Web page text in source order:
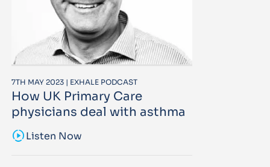
7TH MAY 2023 | EXHALE PODCAST
How UK Primary Care
physicians deal with asthma
sound_samplerListen Now